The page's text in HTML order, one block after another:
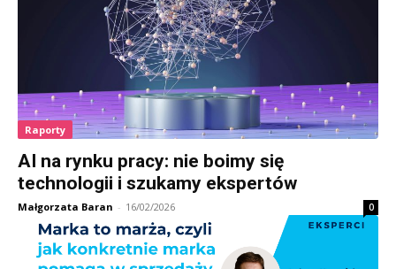
Raporty
AI na rynku pracy: nie boimy się
technologii i szukamy ekspertów
Małgorzata Baran - 16/02/2026 0